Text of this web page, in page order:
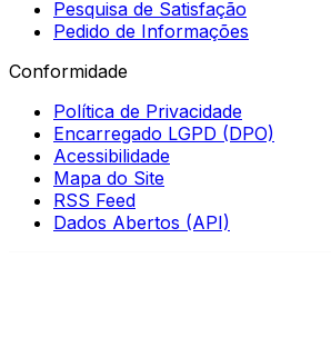
Pesquisa de Satisfação
Pedido de Informações
Conformidade
Política de Privacidade
Encarregado LGPD (DPO)
Acessibilidade
Mapa do Site
RSS Feed
Dados Abertos (API)